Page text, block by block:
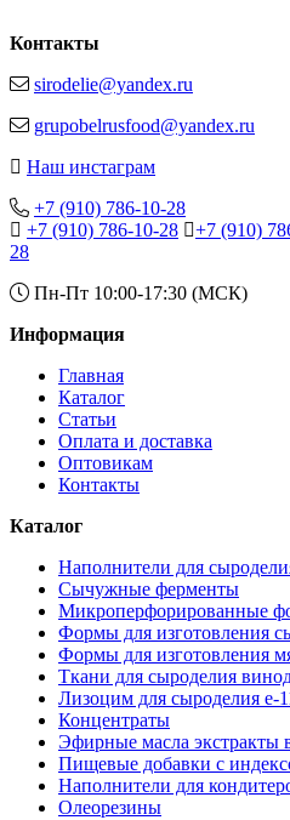
Контакты
sirodelie@yandex.ru
grupobelrusfood@yandex.ru
Наш инстаграм
+7 (910) 786-10-28
+7 (910) 786-10-28
+7 (910)
28
Пн-Пт 10:00-17:30 (МСК)
Информация
Главная
Каталог
Статьи
Оплата и доставка
Оптовикам
Контакты
Каталог
Наполнители для
Сычужные ферменты
Микроперфорированные
Формы для изготовления
Формы для изготовления
Ткани для сыроделия
Лизоцим для сыроделия e-
Концентраты
Эфирные масла экстракты
Пищевые добавки с
Наполнители для
Олеорезины